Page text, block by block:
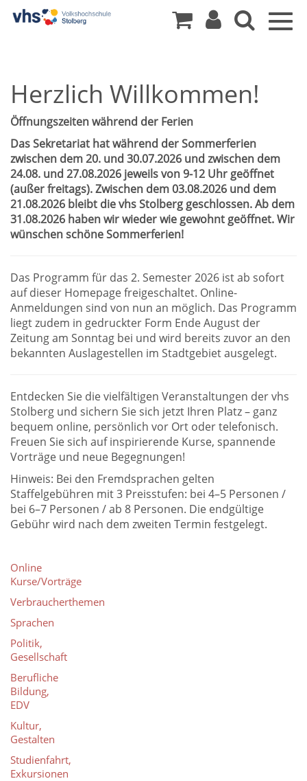
Herzlich Willkommen!
Öffnungszeiten während der Ferien
Das Sekretariat hat während der Sommerferien
zwischen dem 20. und 30.07.2026 und zwischen dem
24.08. und 27.08.2026 jeweils von 9-12 Uhr geöffnet
(außer freitags). Zwischen dem 03.08.2026 und dem
21.08.2026 bleibt die vhs Stolberg geschlossen. Ab dem
31.08.2026 haben wir wieder wie gewohnt geöffnet. Wir
wünschen schöne Sommerferien!
Das Programm für das 2. Semester 2026 ist ab sofort
auf dieser Homepage freigeschaltet. Online-
Anmeldungen sind von nun an möglich. Das Programm
liegt zudem in gedruckter Form Ende August der
Zeitung am Sonntag bei und wird bereits zuvor an den
bekannten Auslagestellen im Stadtgebiet ausgelegt.
Entdecken Sie die vielfältigen Veranstaltungen der vhs
Stolberg und sichern Sie sich jetzt Ihren Platz – ganz
bequem online, persönlich vor Ort oder telefonisch.
Freuen Sie sich auf inspirierende Kurse, spannende
Vorträge und neue Begegnungen!
Hinweis: Bei den Fremdsprachen gelten
Staffelgebühren mit 3 Preisstufen: bei 4–5 Personen /
bei 6–7 Personen / ab 8 Personen. Die endgültige
Gebühr wird nach dem zweiten Termin festgelegt.
Online
Kurse/Vorträge
Verbraucherthemen
Sprachen
Politik,
Gesellschaft
Berufliche
Bildung,
EDV
Kultur,
Gestalten
Studienfahrt,
Exkursionen